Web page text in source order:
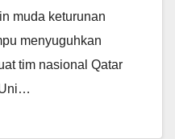
muda keturunan
menyuguhkan
tim nasional Qatar